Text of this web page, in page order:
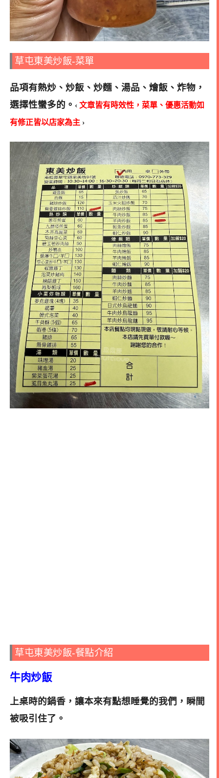
草屯東美炒飯-菜單
品項有熱炒、炒飯、炒麵、湯品、燴飯、炸物，
選擇性蠻多的。 ‹ 文章皆有時效性，菜單、優惠活動如
有修正皆以店家為主 ›
草屯東美炒飯-餐點介紹
牛肉炒飯
上桌時的鍋香，讓本來有點想睡覺的我們，瞬間
被吸引住了。